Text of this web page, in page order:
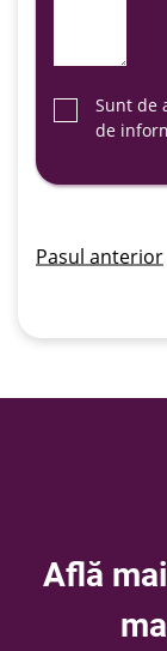
Sunt de
de
Pasul anterior
Află